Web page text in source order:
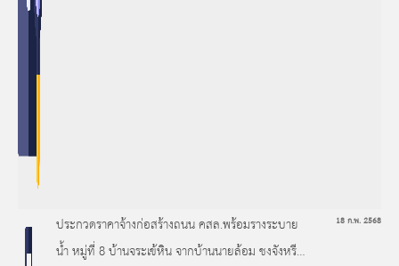
ประกวดราคาจ้างก่อสร้างถนน คสล.พร้อมรางระบาย
น้ำ หมู่ที่ 8 บ้านจระเข้หิน จากบ้านนายล้อม ชงจังหรีด
18 ก.พ. 2568